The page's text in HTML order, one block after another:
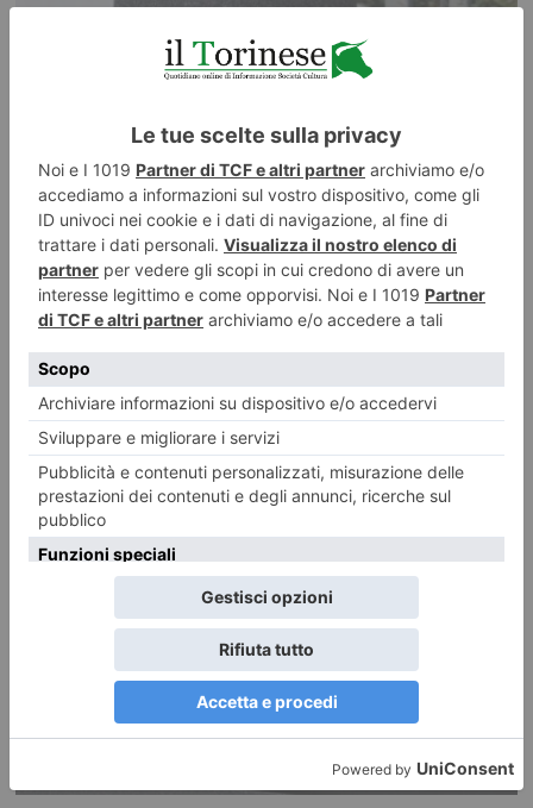
Nel portaombrelli e nel cappellino: i trucchi per nascondere la
droga
anche la collina della città